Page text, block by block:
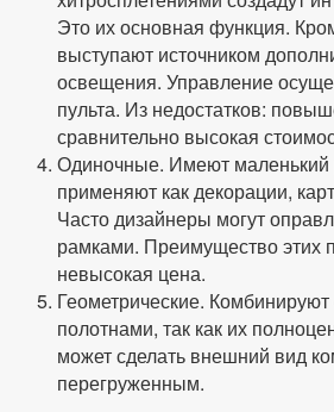
Это их основная функция.
выступают источником
освещения. Управление
пульта. Из недостатков:
сравнительно высокая
Одиночные. Имеют
применяют как декорации,
Часто дизайнеры могут
рамками. Преимущество этих
невысокая цена.
Геометрические.
полотнами, так как их
может сделать внешний вид
перегруженным.